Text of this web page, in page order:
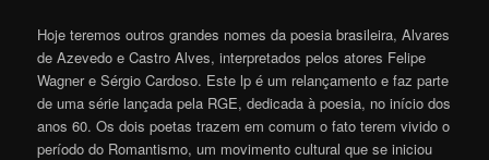
Hoje teremos outros grandes nomes da poesia brasileira, Alvares
de Azevedo e Castro Alves, interpretados pelos atores Felipe
Wagner e Sérgio Cardoso. Este lp é um relançamento e faz parte
de uma série lançada pela RGE, dedicada à poesia, no início dos
anos 60. Os dois poetas trazem em comum o fato terem vivido o
período do Romantismo, um movimento cultural que se iniciou